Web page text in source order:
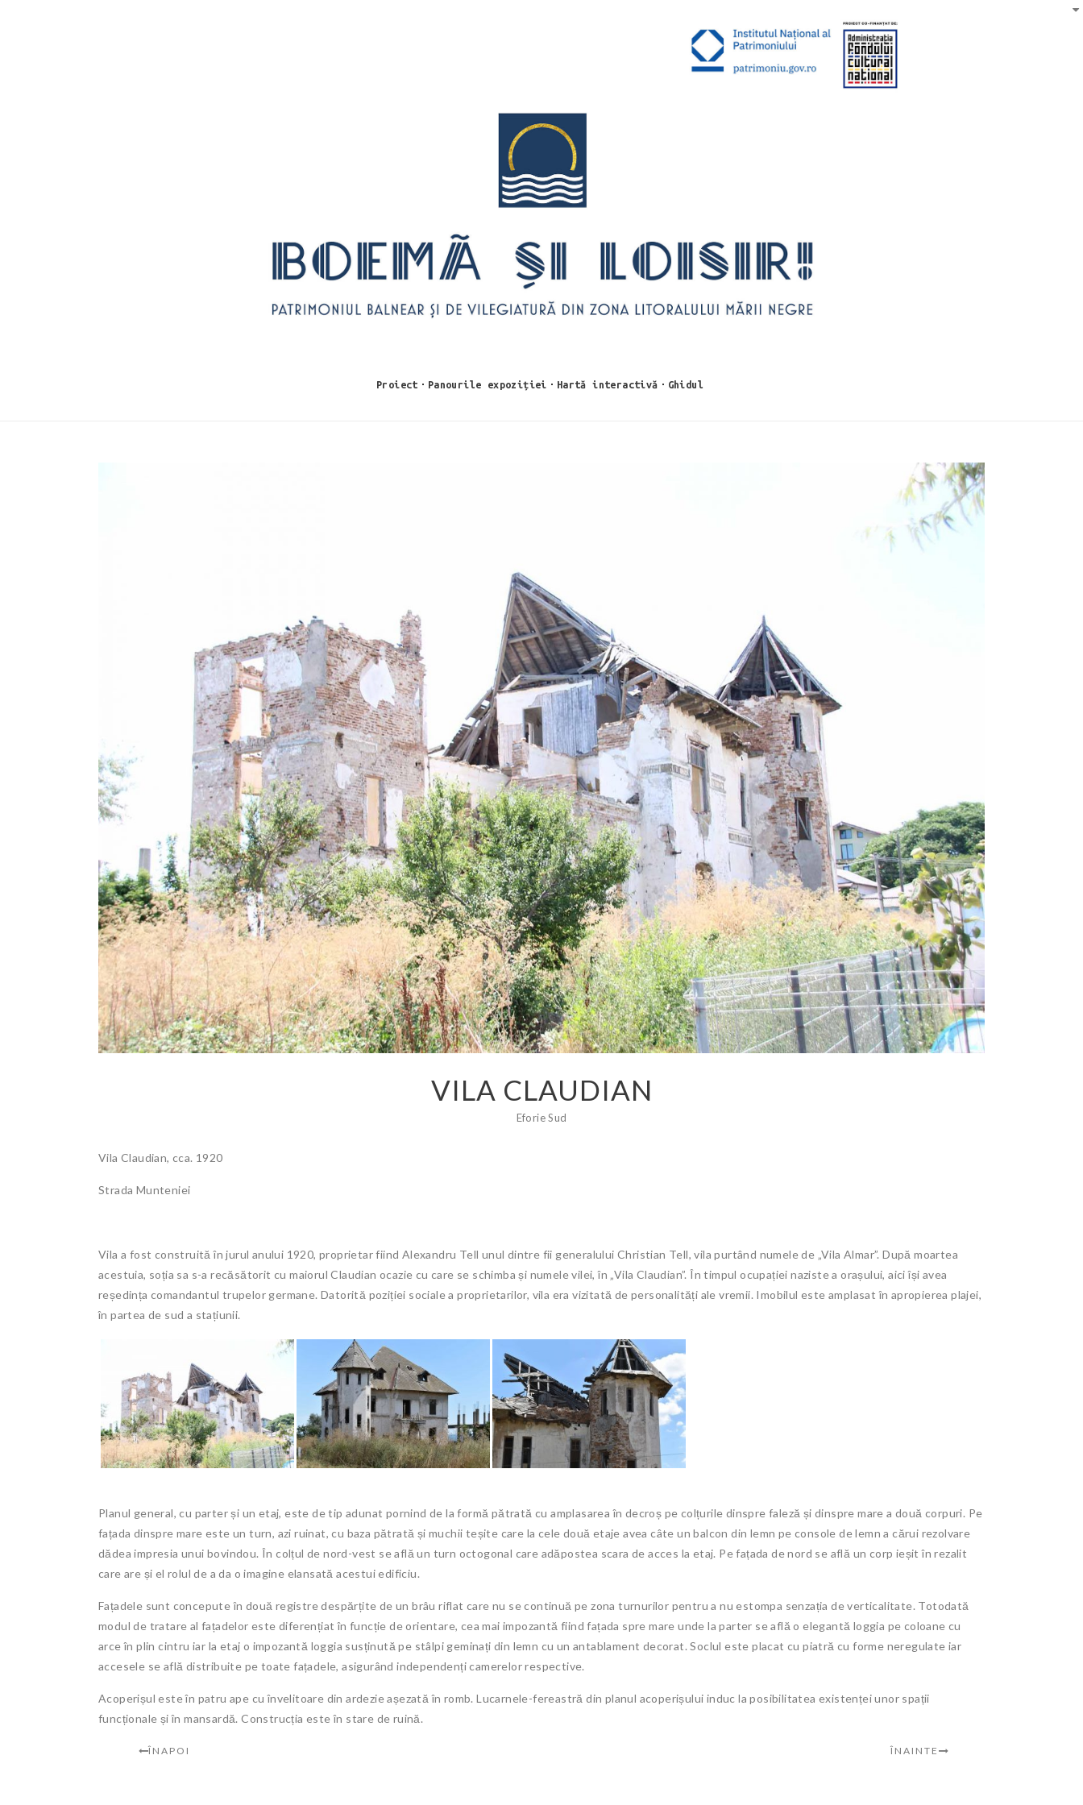
Proiect Panourile expoziției Hartă interactivă Ghidul
VILA CLAUDIAN
Eforie Sud
Vila Claudian, cca. 1920
Strada Munteniei
Vila a fost construită în jurul anului 1920, proprietar fiind Alexandru Tell unul dintre fii generalului Christian Tell, vila purtând numele de „Vila Almar”. După moartea
acestuia, soția sa s-a recăsătorit cu maiorul Claudian ocazie cu care se schimba și numele vilei, în „Vila Claudian”. În timpul ocupației naziste a orașului, aici își avea
reședința comandantul trupelor germane. Datorită poziției sociale a proprietarilor, vila era vizitată de personalități ale vremii. Imobilul este amplasat în apropierea plajei,
în partea de sud a stațiunii.
Planul general, cu parter și un etaj, este de tip adunat pornind de la formă pătrată cu amplasarea în decroș pe colțurile dinspre faleză și dinspre mare a două corpuri. Pe
fațada dinspre mare este un turn, azi ruinat, cu baza pătrată și muchii teșite care la cele două etaje avea câte un balcon din lemn pe console de lemn a cărui rezolvare
dădea impresia unui bovindou. În colțul de nord-vest se află un turn octogonal care adăpostea scara de acces la etaj. Pe fațada de nord se află un corp ieșit în rezalit
care are și el rolul de a da o imagine elansată acestui edificiu.
Fațadele sunt concepute în două registre despărțite de un brâu riflat care nu se continuă pe zona turnurilor pentru a nu estompa senzația de verticalitate. Totodată
modul de tratare al fațadelor este diferențiat în funcție de orientare, cea mai impozantă fiind fațada spre mare unde la parter se află o elegantă loggia pe coloane cu
arce în plin cintru iar la etaj o impozantă loggia susținută pe stâlpi geminați din lemn cu un antablament decorat. Soclul este placat cu piatră cu forme neregulate iar
accesele se află distribuite pe toate fațadele, asigurând independenți camerelor respective.
Acoperișul este în patru ape cu învelitoare din ardezie așezată în romb. Lucarnele-fereastră din planul acoperișului induc la posibilitatea existenței unor spații
funcționale și în mansardă. Construcția este în stare de ruină.
ÎNAPOI ÎNAINTE